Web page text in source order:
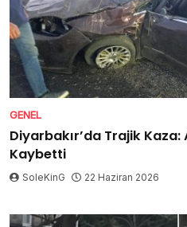
GENEL
Diyarbakır’da Trajik Kaza:
Kaybetti
SoleKinG 22 Haziran 2026